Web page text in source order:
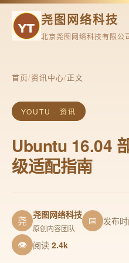
尧图网络科技
北京尧图网络科技有限公
首页/资讯中心/正文
YOUTU · 资讯
Ubuntu 16.04
级适配指南
尧 尧图网络科技
原创内容团队
📅 发布时
👁 阅读 2.4k